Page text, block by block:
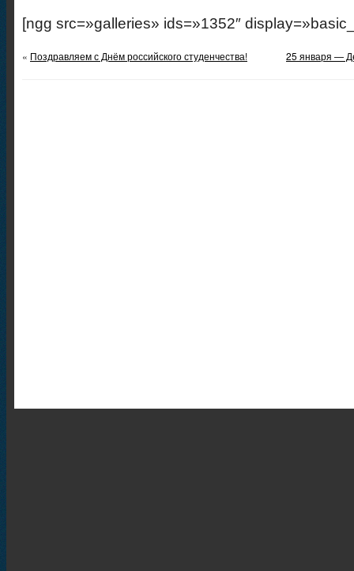
[ngg src=»galleries» ids=»1352″
« Поздравляем с Днём российского студенчества! 25 января —